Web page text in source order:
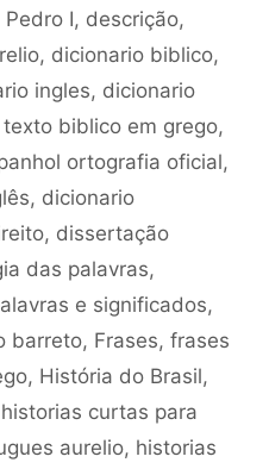
Pedro I, descrição,
, dicionario biblico,
ingles, dicionario
biblico em grego,
ortografia oficial,
, dicionario
, dissertação
das palavras,
e significados,
barreto, Frases, frases
, História do Brasil,
historias curtas para
aurelio, historias